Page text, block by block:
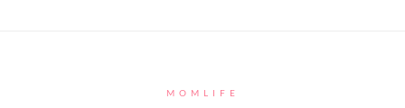
MOMLIFE